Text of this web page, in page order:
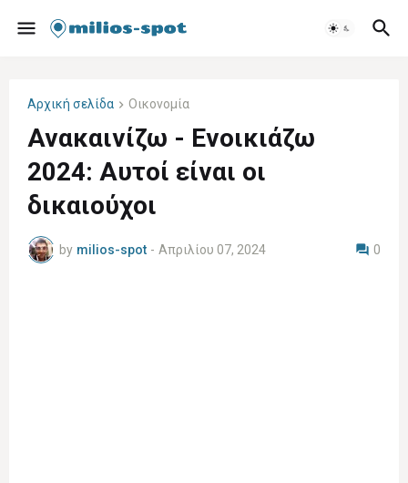
Αρχική σελίδα Οικονομία
Ανακαινίζω - Ενοικιάζω
2024: Αυτοί είναι οι
δικαιούχοι
by milios-spot - Απριλίου 07, 2024 0